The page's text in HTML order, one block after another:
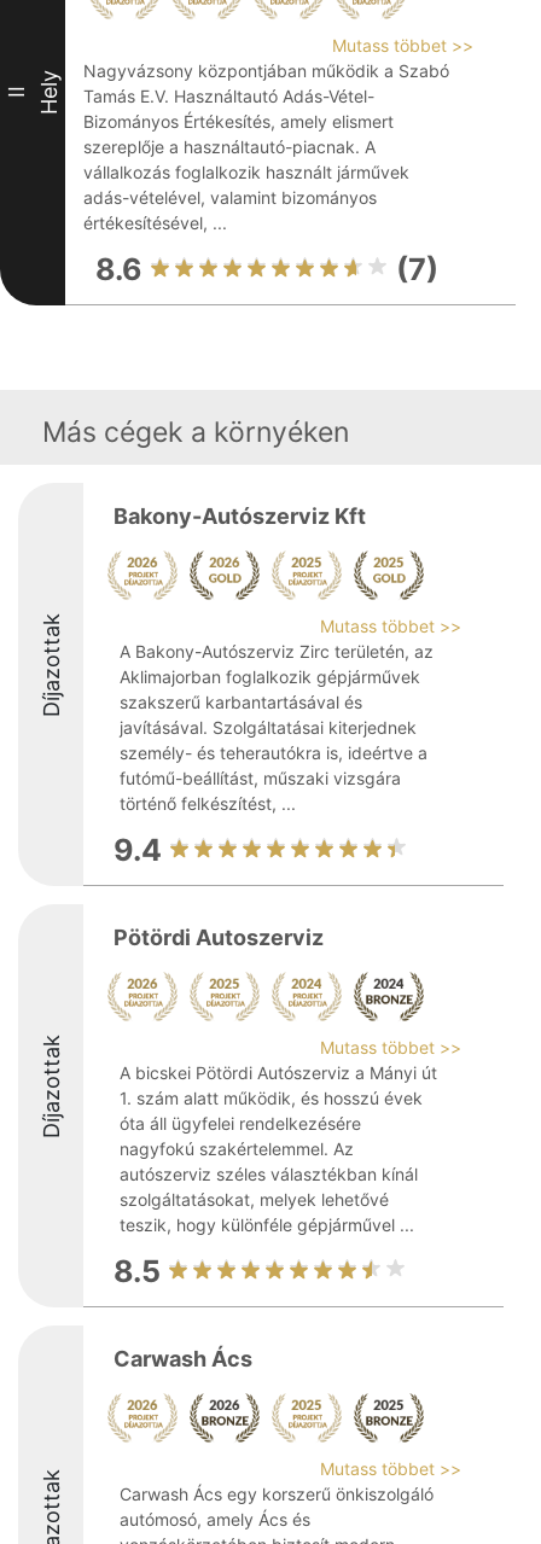
II Hely
Mutass többet >>
Nagyvázsony központjában működik a Szabó
Tamás E.V. Használtautó Adás-Vétel-
Bizományos Értékesítés, amely elismert
szereplője a használtautó-piacnak. A
vállalkozás foglalkozik használt járművek
adás-vételével, valamint bizományos
értékesítésével, ...
8.6 (7)
Más cégek a környéken
Díjazottak
Bakony-Autószerviz Kft
Mutass többet >>
A Bakony-Autószerviz Zirc területén, az
Aklimajorban foglalkozik gépjárművek
szakszerű karbantartásával és
javításával. Szolgáltatásai kiterjednek
személy- és teherautókra is, ideértve a
futómű-beállítást, műszaki vizsgára
történő felkészítést, ...
9.4
Díjazottak
Pötördi Autoszerviz
Mutass többet >>
A bicskei Pötördi Autószerviz a Mányi út
1. szám alatt működik, és hosszú évek
óta áll ügyfelei rendelkezésére
nagyfokú szakértelemmel. Az
autószerviz széles választékban kínál
szolgáltatásokat, melyek lehetővé
teszik, hogy különféle gépjárművel ...
8.5
Díjazottak
Carwash Ács
Mutass többet >>
Carwash Ács egy korszerű önkiszolgáló
autómosó, amely Ács és